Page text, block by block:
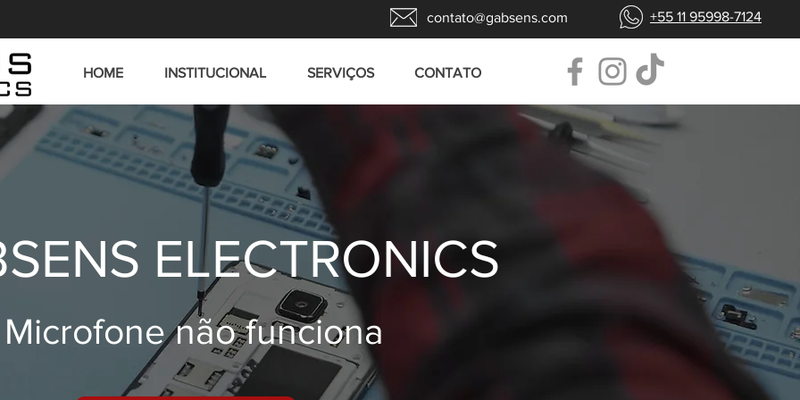
contato@gabsens.com +55 11 95998-7124
HOME INSTITUCIONAL SERVIÇOS CONTATO
ELECTRONICS
Microfone não funciona